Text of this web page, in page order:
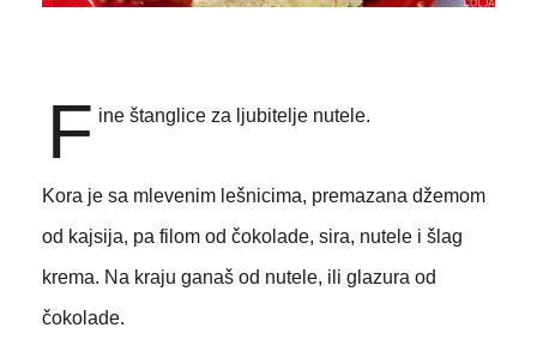
F ine štanglice za ljubitelje nutele.
Kora je sa mlevenim lešnicima, premazana džemom
od kajsija, pa filom od čokolade, sira, nutele i šlag
krema. Na kraju ganaš od nutele, ili glazura od
čokolade.